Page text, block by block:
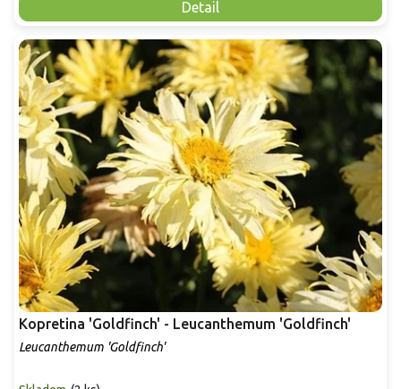
Detail
Kopretina 'Goldfinch' - Leucanthemum 'Goldfinch'
Leucanthemum 'Goldfinch'